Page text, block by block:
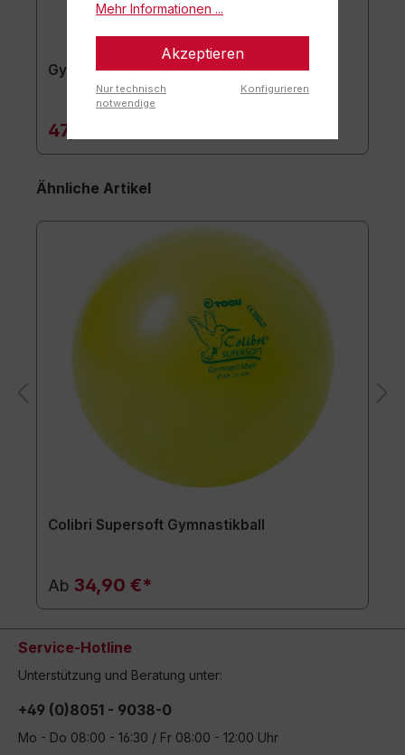
Gymnastikmatte TOGU JumpYone
47,90 €*
Ähnliche Artikel
Colibri Supersoft Gymnastikball
Ab 34,90 €*
Service-Hotline
Unterstützung und Beratung unter:
+49 (0)8051 - 9038-0
Mo - Do 08:00 - 16:30 / Fr 08:00 - 12:00 Uhr
Mehr Informationen ...
Akzeptieren
Nur technisch
notwendige
Konfigurieren